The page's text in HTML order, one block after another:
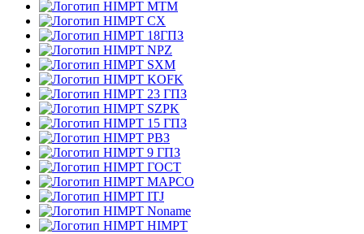
MTM
CX
18ГПЗ
NPZ
SXM
KOFK
23 ГПЗ
SZPK
15 ГПЗ
РВЗ
9 ГПЗ
ГОСТ
MAPCO
ITJ
Noname
HIMPT